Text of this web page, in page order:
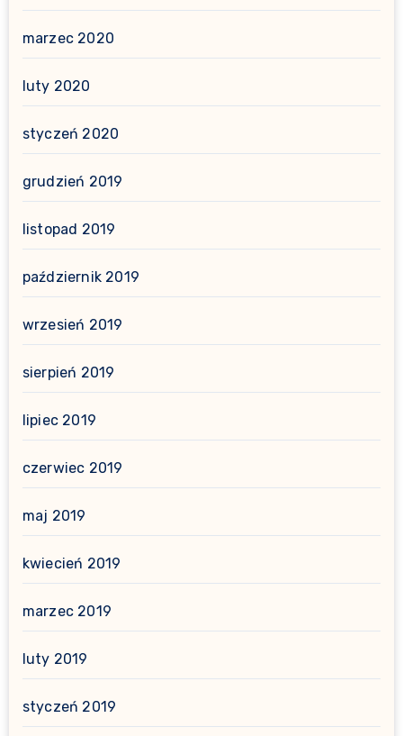
marzec 2020
luty 2020
styczeń 2020
grudzień 2019
listopad 2019
październik 2019
wrzesień 2019
sierpień 2019
lipiec 2019
czerwiec 2019
maj 2019
kwiecień 2019
marzec 2019
luty 2019
styczeń 2019